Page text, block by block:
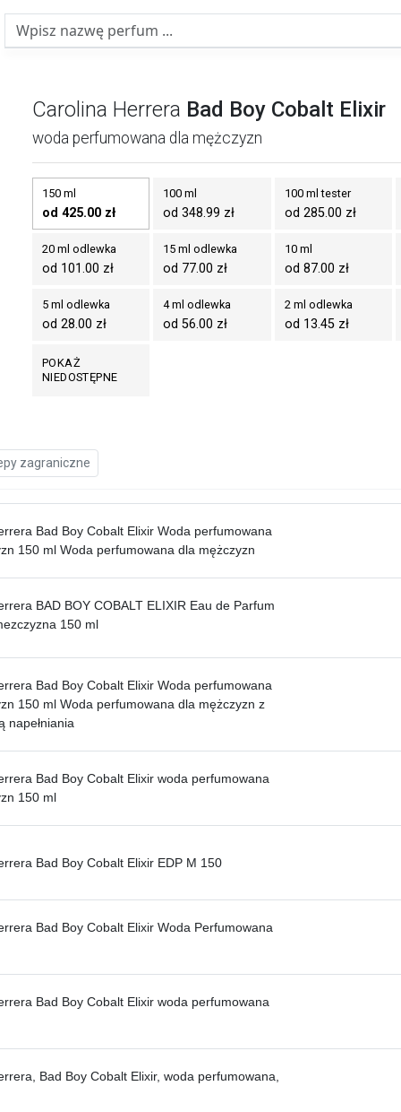
Carolina Herrera Bad Boy Cobalt Elixir
woda perfumowana dla mężczyzn
150 ml
od 425.00 zł
100 ml
od 348.99 zł
100 ml tester
od 285.00 zł
20 ml odlewka
od 101.00 zł
15 ml odlewka
od 77.00 zł
10 ml
od 87.00 zł
5 ml odlewka
od 28.00 zł
4 ml odlewka
od 56.00 zł
2 ml odlewka
od 13.45 zł
POKAŻ
NIEDOSTĘPNE
zagraniczne
Bad Boy Cobalt Elixir Woda perfumowana
150 ml Woda perfumowana dla mężczyzn
BAD BOY COBALT ELIXIR Eau de Parfum
150 ml
Bad Boy Cobalt Elixir Woda perfumowana
150 ml Woda perfumowana dla mężczyzn z
napełniania
Bad Boy Cobalt Elixir woda perfumowana
150 ml
Bad Boy Cobalt Elixir EDP M 150
Bad Boy Cobalt Elixir Woda Perfumowana
Bad Boy Cobalt Elixir woda perfumowana
Bad Boy Cobalt Elixir, woda perfumowana,